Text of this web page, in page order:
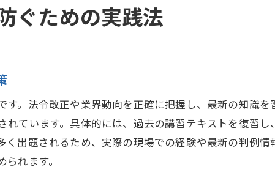
宅建免許更新せずに営業した際の法的リスク
宅建業者免許更新に合わせた効率的な準備法
宅建士証の更新申請タイミングと注意点
宅建免許更新で失敗しない日程管理のコツ
宅建業者免許更新と資格証明の有効期限確認
ぐための実践法
。法令改正や業界動向を正確に把握し、最新の知識
ています。具体的には、過去の講習テキストを復習
出題されるため、実際の現場での経験や最新の判例
れます。